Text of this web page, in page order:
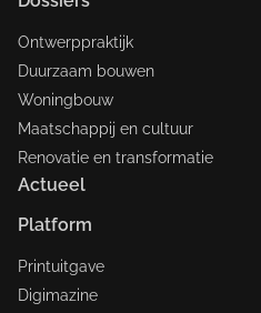
Ontwerppraktijk
Duurzaam bouwen
Woningbouw
Maatschappij en cultuur
Renovatie en transformatie
Actueel
Platform
Printuitgave
Digimazine